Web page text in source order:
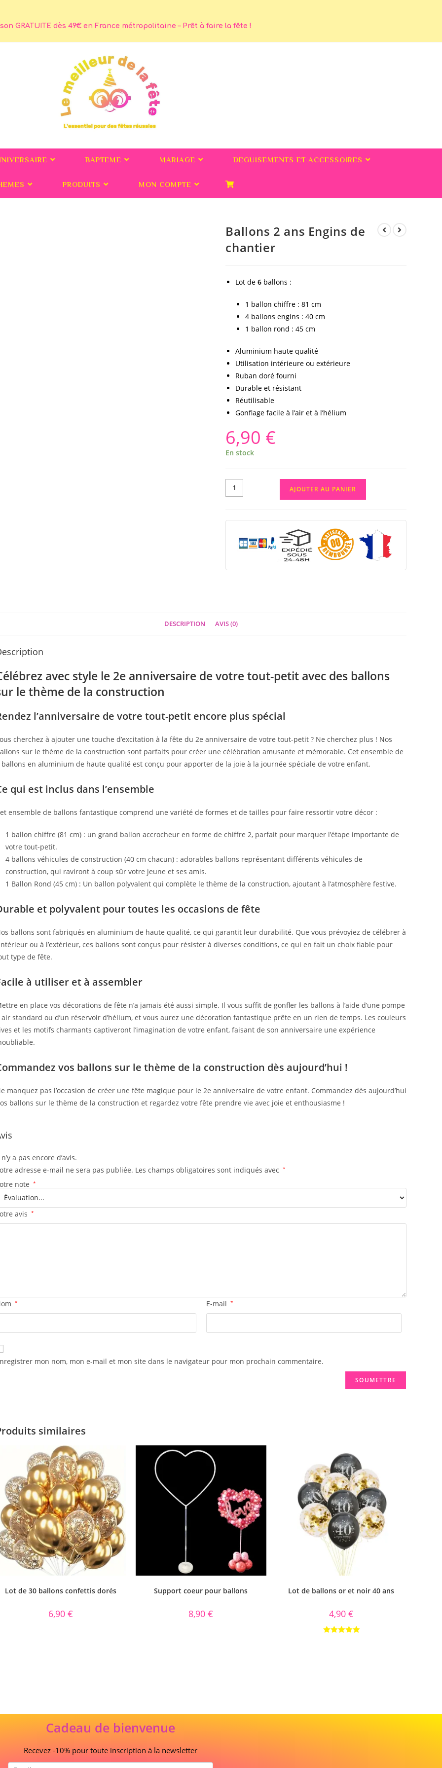
GRATUITE dès 49€ en France métropolitaine – Prêt à faire la fête !
BAPTEME MARIAGE DEGUISEMENTS ET ACCESSOIRES
PRODUITS MON COMPTE
Ballons 2 ans Engins de
chantier
Lot de 6 ballons :
1 ballon chiffre : 81 cm
4 ballons engins : 40 cm
1 ballon rond : 45 cm
Aluminium haute qualité
Utilisation intérieure ou extérieure
Ruban doré fourni
Durable et résistant
Réutilisable
Gonflage facile à l’air et à l’hélium
6,90 €
En stock
AJOUTER AU PANIER
DESCRIPTION AVIS (0)
avec style le 2e anniversaire de votre tout-petit avec des ballons
le thème de la construction
l’anniversaire de votre tout-petit encore plus spécial
cherchez à ajouter une touche d’excitation à la fête du 2e anniversaire de votre tout-petit ? Ne cherchez plus ! Nos
sur le thème de la construction sont parfaits pour créer une célébration amusante et mémorable. Cet ensemble de
ballons en aluminium de haute qualité est conçu pour apporter de la joie à la journée spéciale de votre enfant.
qui est inclus dans l’ensemble
ensemble de ballons fantastique comprend une variété de formes et de tailles pour faire ressortir votre décor :
1 ballon chiffre (81 cm) : un grand ballon accrocheur en forme de chiffre 2, parfait pour marquer l’étape importante de
votre tout-petit.
4 ballons véhicules de construction (40 cm chacun) : adorables ballons représentant différents véhicules de
construction, qui raviront à coup sûr votre jeune et ses amis.
1 Ballon Rond (45 cm) : Un ballon polyvalent qui complète le thème de la construction, ajoutant à l’atmosphère festive.
et polyvalent pour toutes les occasions de fête
ballons sont fabriqués en aluminium de haute qualité, ce qui garantit leur durabilité. Que vous prévoyiez de célébrer à
ou à l’extérieur, ces ballons sont conçus pour résister à diverses conditions, ce qui en fait un choix fiable pour
type de fête.
à utiliser et à assembler
en place vos décorations de fête n’a jamais été aussi simple. Il vous suffit de gonfler les ballons à l’aide d’une pompe
air standard ou d’un réservoir d’hélium, et vous aurez une décoration fantastique prête en un rien de temps. Les couleurs
et les motifs charmants captiveront l’imagination de votre enfant, faisant de son anniversaire une expérience
vos ballons sur le thème de la construction dès aujourd’hui !
manquez pas l’occasion de créer une fête magique pour le 2e anniversaire de votre enfant. Commandez dès aujourd’hui
ballons sur le thème de la construction et regardez votre fête prendre vie avec joie et enthousiasme !
a pas encore d’avis.
adresse e-mail ne sera pas publiée. Les champs obligatoires sont indiqués avec *
note *
avis *
* E-mail *
mon nom, mon e-mail et mon site dans le navigateur pour mon prochain commentaire.
similaires
Lot de 30 ballons confettis dorés
6,90€
Support coeur pour ballons
8,90€
Lot de ballons or et noir 40 ans
4,90 €
Cadeau de bienvenue
Recevez -10% pour toute inscription à la newsletter